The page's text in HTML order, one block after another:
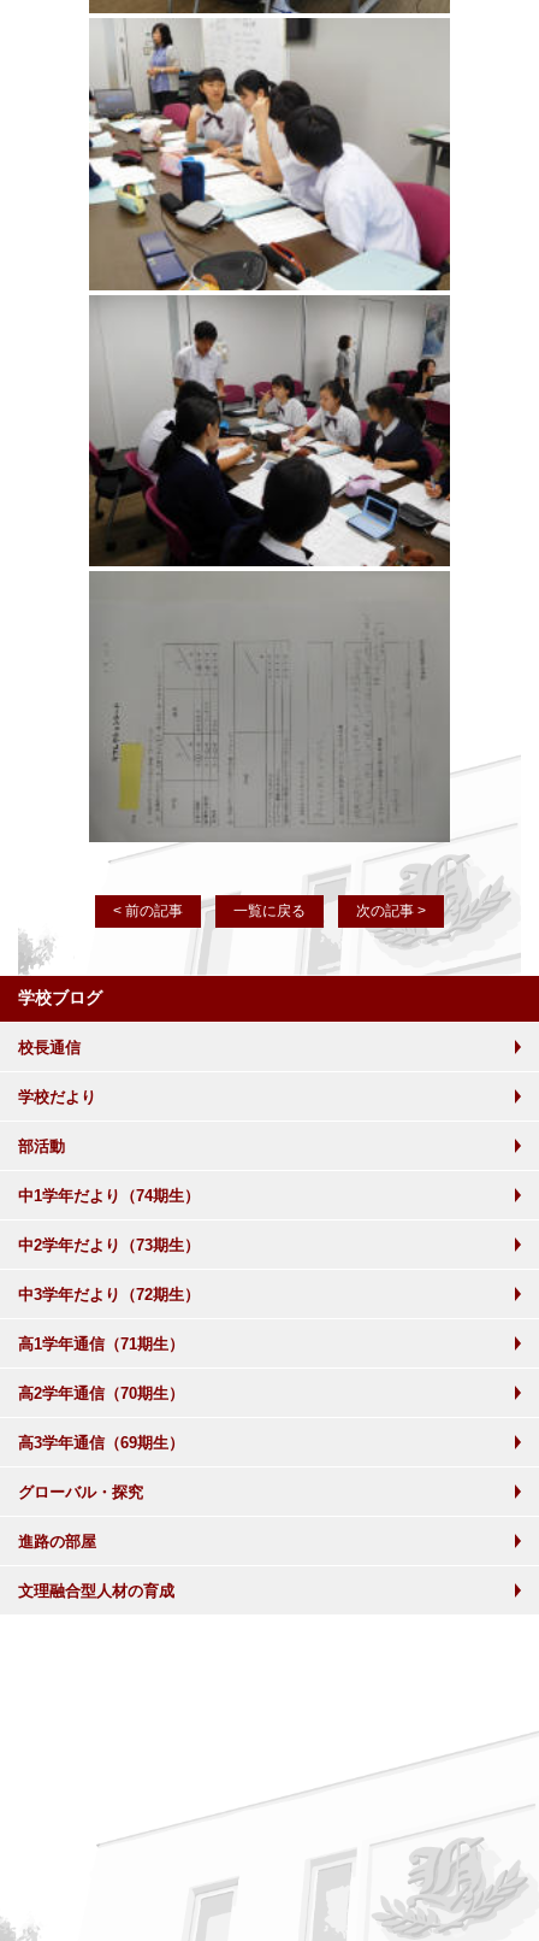
< 前の記事 一覧に戻る 次の記事 >
学校ブログ
校長通信
学校だより
部活動
中1学年だより（74期生）
中2学年だより（73期生）
中3学年だより（72期生）
高1学年通信（71期生）
高2学年通信（70期生）
高3学年通信（69期生）
グローバル・探究
進路の部屋
文理融合型人材の育成